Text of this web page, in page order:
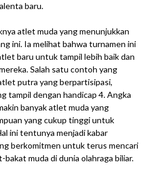
baru.
atlet muda yang menunjukkan
ini. Ia melihat bahwa turnamen ini
baru untuk tampil lebih baik dan
Salah satu contoh yang
putra yang berpartisipasi,
tampil dengan handicap 4. Angka
banyak atlet muda yang
yang cukup tinggi untuk
ini tentunya menjadi kabar
berkomitmen untuk terus mencari
muda di dunia olahraga biliar.